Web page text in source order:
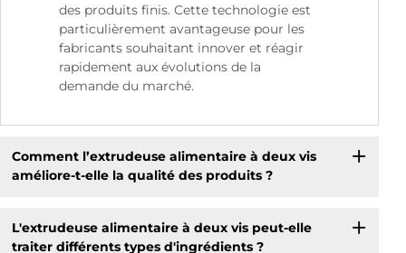
des produits finis. Cette technologie est
particulièrement avantageuse pour les
fabricants souhaitant innover et réagir
rapidement aux évolutions de la
demande du marché.
Comment l’extrudeuse alimentaire à deux vis
améliore-t-elle la qualité des produits ?
L'extrudeuse alimentaire à deux vis peut-elle
traiter différents types d'ingrédients ?